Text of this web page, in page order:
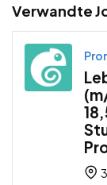
Verwandte